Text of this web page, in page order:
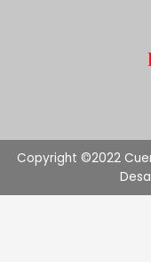
Copyright ©2022